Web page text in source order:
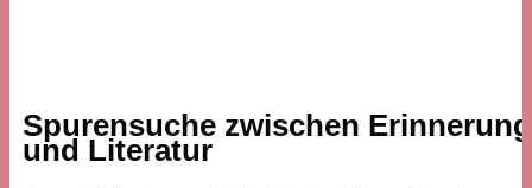
Spurensuche zwischen Erinnerung
und Literatur